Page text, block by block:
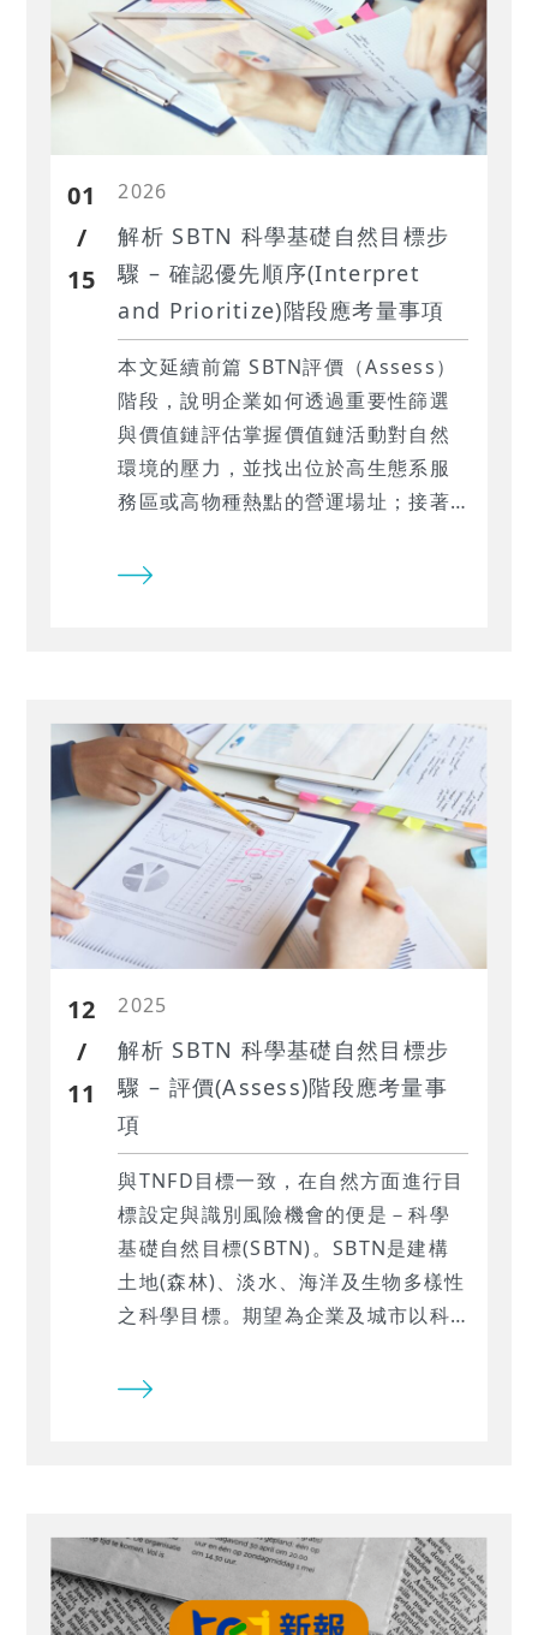
01
/
15
2026
解析 SBTN 科學基礎自然目標步
驟 – 確認優先順序(Interpret
and Prioritize)階段應考量事項
本文延續前篇 SBTN評價（Assess）
階段，說明企業如何透過重要性篩選
與價值鏈評估掌握價值鏈活動對自然
環境的壓力，並找出位於高生態系服
務區或高物種熱點的營運場址；接著
（Prioritize）在評估哪些事項、如何
何協助報告編撰者與金融機構在投融
資評估上降低資料蒐集與處理成本。
12
/
11
2025
解析 SBTN 科學基礎自然目標步
驟 – 評價(Assess)階段應考量事
項
與TNFD目標一致，在自然方面進行目
標設定與識別風險機會的便是－科學
基礎自然目標(SBTN)。SBTN是建構
土地(森林)、淡水、海洋及生物多樣性
之科學目標。期望為企業及城市以科
氣、淡水、海洋、陸地及生物多樣
段中的揭露情況達成哪些步驟，以及
TEJ可協助報告編撰者或金融機構在評
估投資或放款時，如何減少其蒐集與